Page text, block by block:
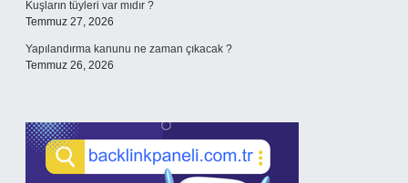
Kuşların tüyleri var mıdır ?
Temmuz 27, 2026
Yapılandırma kanunu ne zaman çıkacak ?
Temmuz 26, 2026